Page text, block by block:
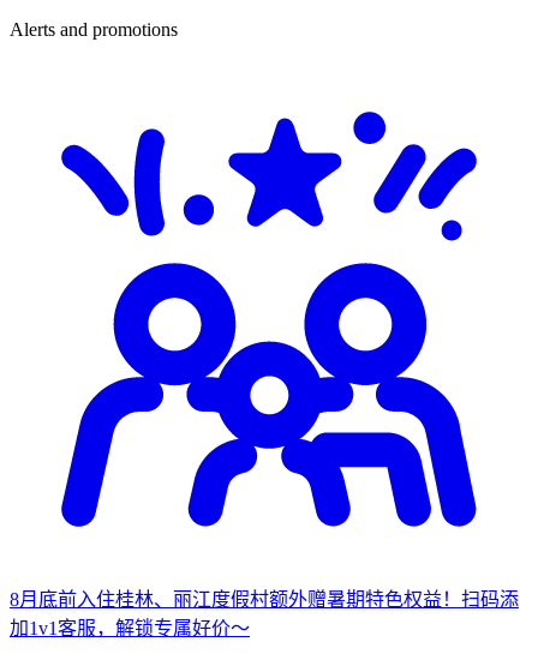
Alerts and promotions
8月底前入住桂林、丽江度假村额外赠暑期特色权益！ 扫码添
加1v1客服，解锁专属好价～